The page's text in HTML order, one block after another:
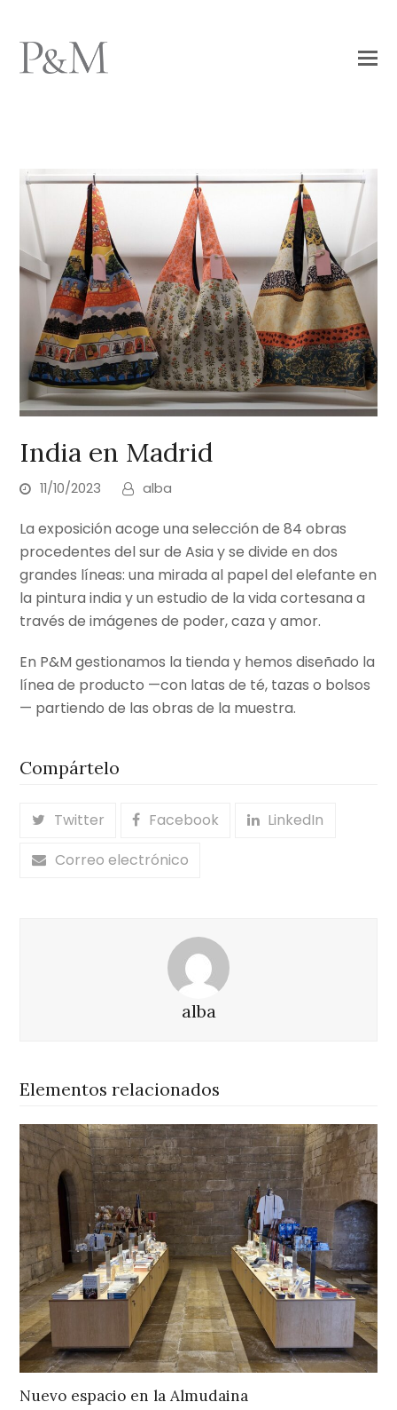
India en Madrid
11/10/2023 alba
La exposición acoge una selección de 84 obras
procedentes del sur de Asia y se divide en dos
grandes líneas: una mirada al papel del elefante en
la pintura india y un estudio de la vida cortesana a
través de imágenes de poder, caza y amor.
En P&M gestionamos la tienda y hemos diseñado la
línea de producto —con latas de té, tazas o bolsos
— partiendo de las obras de la muestra.
Compártelo
Twitter Facebook
LinkedIn
Correo electrónico
alba
Elementos relacionados
Nuevo espacio en la Almudaina